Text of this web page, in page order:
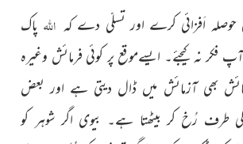
حوصلہ اَفزائی کرے اور تسلّی دے کہ اللہ پاک
نہ کیجئے۔ ایسےموقع پر کوئی فرمائش وغیرہ
بھی آزمائش میں ڈال دیتی ہے اور بعض
طرف رُخ کر بیٹھتا ہے۔ بیوی اگر شوہر کو